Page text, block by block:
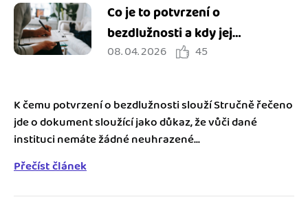
Co je to potvrzení o
bezdlužnosti a kdy jej
potřebuji?
08. 04. 2026 45
K čemu potvrzení o bezdlužnosti slouží Stručně řečeno
jde o dokument sloužící jako důkaz, že vůči dané
instituci nemáte žádné neuhrazené...
Přečíst článek